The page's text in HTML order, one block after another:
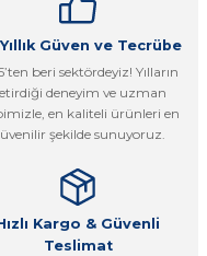
Güven ve Tecrübe
beri sektördeyiz! Yılların
deneyim ve uzman
en kaliteli ürünleri en
şekilde sunuyoruz.
Kargo & Güvenli
Teslimat